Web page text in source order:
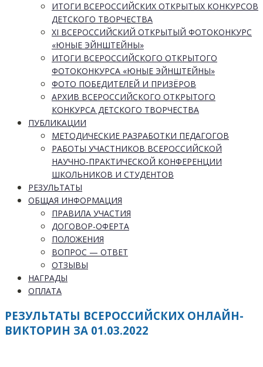
ИТОГИ ВСЕРОССИЙСКИХ ОТКРЫТЫХ КОНКУРСОВ
ДЕТСКОГО ТВОРЧЕСТВА
XI ВСЕРОССИЙСКИЙ ОТКРЫТЫЙ ФОТОКОНКУРС
«ЮНЫЕ ЭЙНШТЕЙНЫ»
ИТОГИ ВСЕРОССИЙСКОГО ОТКРЫТОГО
ФОТОКОНКУРСА «ЮНЫЕ ЭЙНШТЕЙНЫ»
ФОТО ПОБЕДИТЕЛЕЙ И ПРИЗЁРОВ
АРХИВ ВСЕРОССИЙСКОГО ОТКРЫТОГО
КОНКУРСА ДЕТСКОГО ТВОРЧЕСТВА
ПУБЛИКАЦИИ
МЕТОДИЧЕСКИЕ РАЗРАБОТКИ ПЕДАГОГОВ
РАБОТЫ УЧАСТНИКОВ ВСЕРОССИЙСКОЙ
НАУЧНО-ПРАКТИЧЕСКОЙ КОНФЕРЕНЦИИ
ШКОЛЬНИКОВ И СТУДЕНТОВ
РЕЗУЛЬТАТЫ
ОБЩАЯ ИНФОРМАЦИЯ
ПРАВИЛА УЧАСТИЯ
ДОГОВОР-ОФЕРТА
ПОЛОЖЕНИЯ
ВОПРОС — ОТВЕТ
ОТЗЫВЫ
НАГРАДЫ
ОПЛАТА
РЕЗУЛЬТАТЫ ВСЕРОССИЙСКИХ ОНЛАЙН-
ВИКТОРИН ЗА 01.03.2022